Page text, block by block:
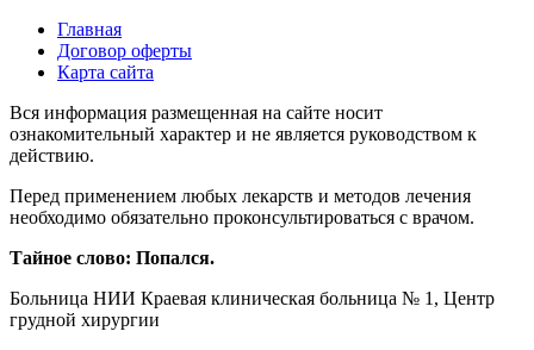
Главная
Договор оферты
Карта сайта
Вся информация размещенная на сайте носит
ознакомительный характер и не является руководством к
действию.
Перед применением любых лекарств и методов лечения
необходимо обязательно проконсультироваться с врачом.
Тайное слово: Попался.
Больница НИИ Краевая клиническая больница № 1, Центр
грудной хирургии